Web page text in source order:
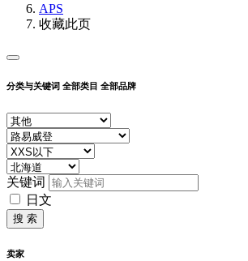
APS
收藏此页
分类与关键词 全部类目 全部品牌
关键词
日文
搜 索
卖家